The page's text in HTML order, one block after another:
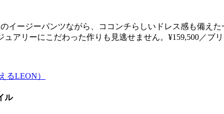
イージーパンツながら、ココンチらしいドレス感も備え
アリーにこだわった作りも見逃せません。¥159,500／ブ
ル